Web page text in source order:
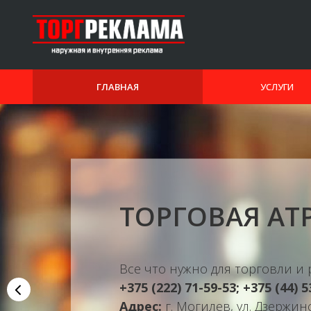
ГЛАВНАЯ УСЛУГИ
ТОРГОВАЯ
Все что нужно для торговли и
+375 (222) 71-59-53; +375 (44)
Адрес: г. Могилев, ул.